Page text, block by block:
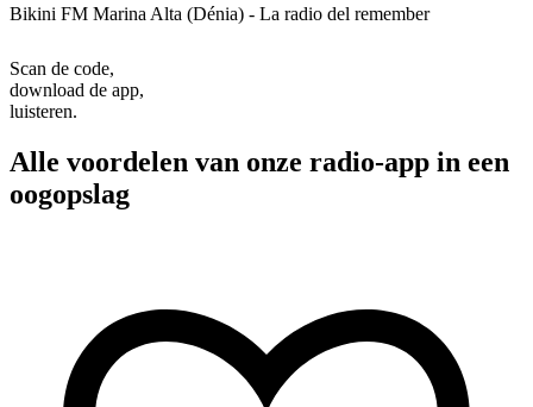
Bikini FM Marina Alta (Dénia) - La radio del remember
Scan de code,
download de app,
luisteren.
Alle voordelen van onze radio-app in een
oogopslag